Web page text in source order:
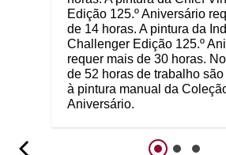
Edição 125.º Aniversário
de 14 horas. A pintura da
Challenger Edição 125.º
requer mais de 30 horas.
de 52 horas de trabalho
à pintura manual da
Aniversário.